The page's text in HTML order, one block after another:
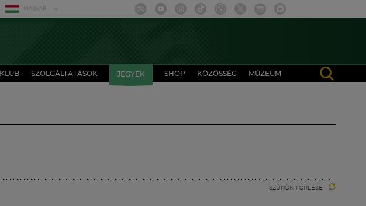
MAGYAR
KLUB SZOLGÁLTATÁSOK JEGYEK SHOP KÖZÖSSÉG MÚZEUM
SZŰRŐK TÖRLÉSE